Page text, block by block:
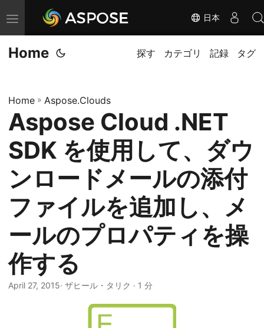
ナ
ビ
ゲ
ョ
ン
切
り
替
え
日本
Home 探す カテゴリ 記録 タグ
Home » Aspose.Clouds
Aspose Cloud .NET
SDK を使用して、ダウ
ンロードメールの添付
ファイルを追加し、メ
ールのプロパティを操
作する
April 27, 2015· ザヒール・タリク · 1 分